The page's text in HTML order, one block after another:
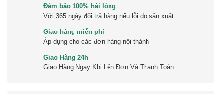
Đảm bảo 100% hài lòng
Với 365 ngày đổi trả hàng nếu lỗi do sản xuất
Giao hàng miễn phí
Áp dụng cho các đơn hàng nội thành
Giao Hàng 24h
Giao Hàng Ngay Khi Lên Đơn Và Thanh Toán